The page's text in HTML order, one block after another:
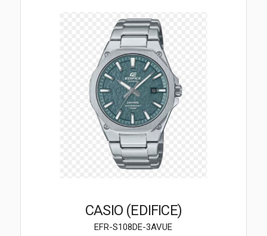
CASIO (EDIFICE)
EFR-S108DE-3AVUE